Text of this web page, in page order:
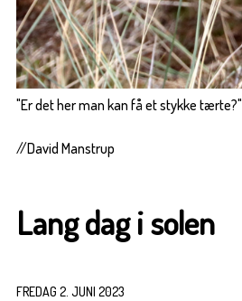
"Er det her man kan få et stykke tærte?"
//David Manstrup
Lang dag i solen
FREDAG 2. JUNI 2023